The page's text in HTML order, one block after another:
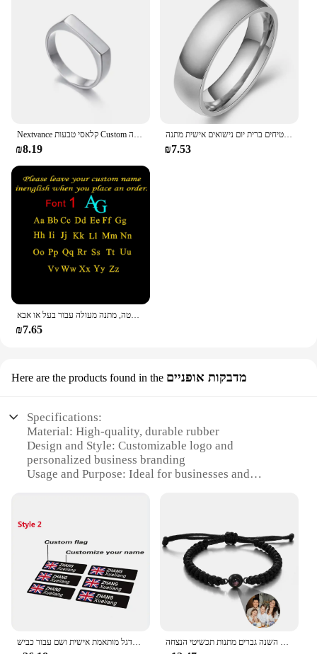
₪8.19
אופנה זוג להקות חתונת טבעות לנשים גבר אישית שם תאריך אהבה מידע מבטיחים ברית יום נישואים אישית מתנה
₪7.53
₪7.65
Here are the products found in the מדבקות אופניים
Specifications:
Material: High-quality, durable rubber
Design and Style: Customizable logo and
personalized business branding
Usage and Purpose: Ideal for businesses and
your needs
Performance and Property: Long-lasting, resistant to
wear and tear
Parts and Accessories: Comes with multiple sets for
versatile application
קישוט עבור נייר הזמנה|